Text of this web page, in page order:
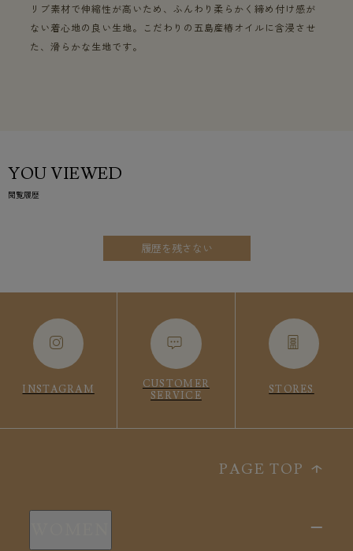
リブ素材で伸縮性が高いため、ふんわり柔らかく締め付け感が
ない着心地の良い生地。こだわりの五島産椿オイルに含浸させ
た、滑らかな生地です。
YOU VIEWED
閲覧履歴
履歴を残さない
INSTAGRAM
CUSTOMER
SERVICE
STORES
PAGE TOP